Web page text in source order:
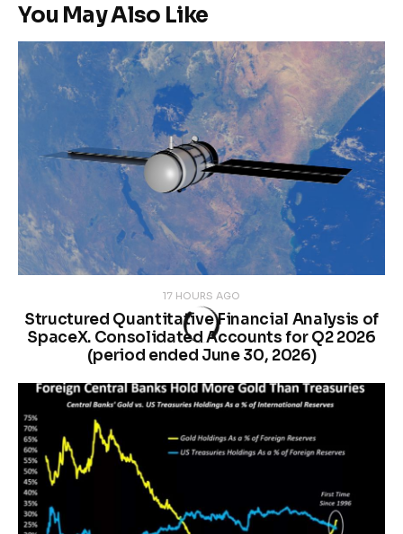
You May Also Like
17 HOURS AGO
Structured Quantitative Financial Analysis of
SpaceX. Consolidated Accounts for Q2 2026
(period ended June 30, 2026)